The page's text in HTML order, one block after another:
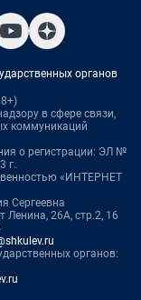
органов
в сфере связи,
коммуникаций
о регистрации: ЭЛ №
г.
«ИНТЕРНЕТ
Сергеевна
Ленина, 26А, стр.2, 16
органов: